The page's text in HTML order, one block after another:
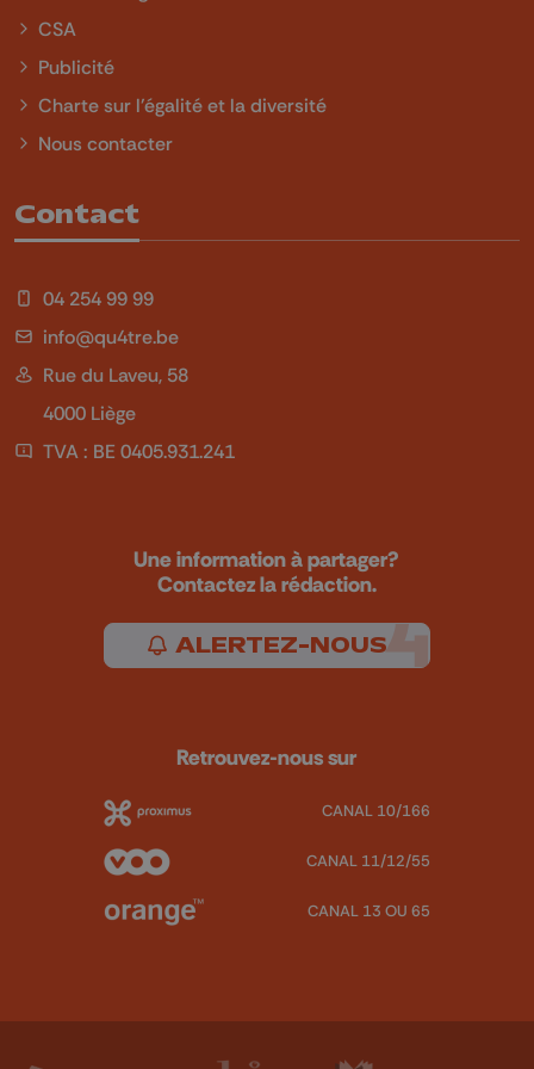
CSA
Publicité
Charte sur l'égalité et la diversité
Nous contacter
Contact
04 254 99 99
info@qu4tre.be
Rue du Laveu, 58
4000 Liège
TVA : BE 0405.931.241
Une information à partager?
Contactez la rédaction.
ALERTEZ-NOUS
Retrouvez-nous sur
CANAL 10/166
CANAL 11/12/55
CANAL 13 OU 65